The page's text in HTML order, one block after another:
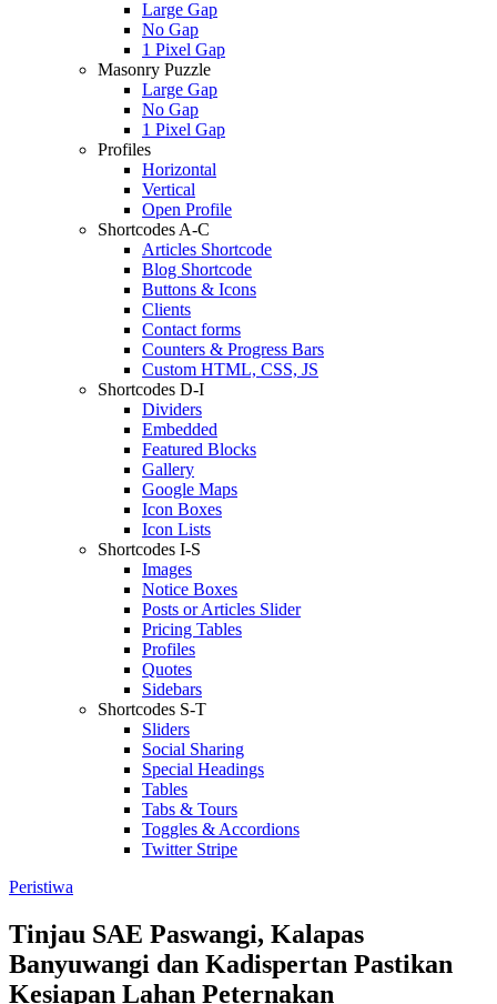
Large Gap
No Gap
1 Pixel Gap
Masonry Puzzle
Large Gap
No Gap
1 Pixel Gap
Profiles
Horizontal
Vertical
Open Profile
Shortcodes A-C
Articles Shortcode
Blog Shortcode
Buttons & Icons
Clients
Contact forms
Counters & Progress Bars
Custom HTML, CSS, JS
Shortcodes D-I
Dividers
Embedded
Featured Blocks
Gallery
Google Maps
Icon Boxes
Icon Lists
Shortcodes I-S
Images
Notice Boxes
Posts or Articles Slider
Pricing Tables
Profiles
Quotes
Sidebars
Shortcodes S-T
Sliders
Social Sharing
Special Headings
Tables
Tabs & Tours
Toggles & Accordions
Twitter Stripe
Peristiwa
Tinjau SAE Paswangi, Kalapas
Banyuwangi dan Kadispertan Pastikan
Kesiapan Lahan Peternakan